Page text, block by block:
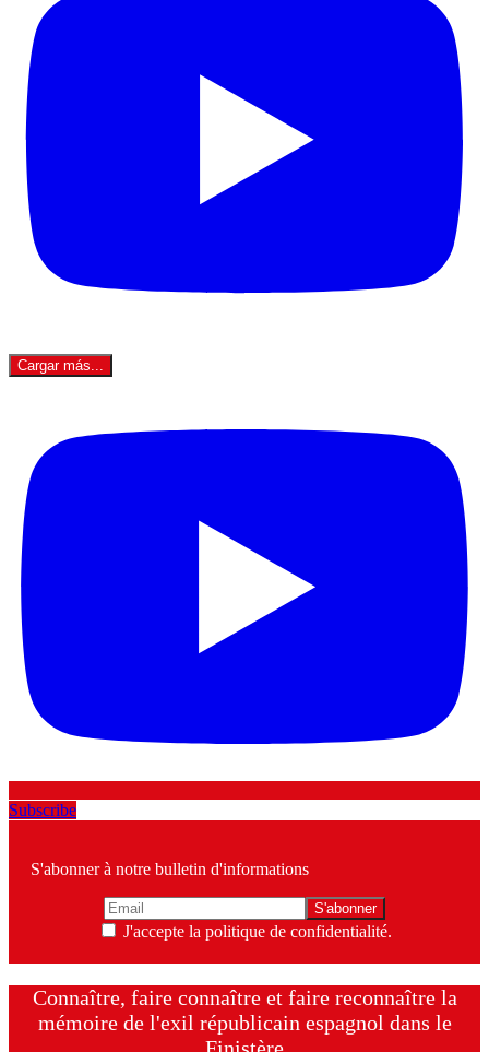
Cargar más...
Subscribe
S'abonner à notre bulletin d'informations
J'accepte la politique de confidentialité.
Connaître, faire connaître et faire reconnaître la
mémoire de l'exil républicain espagnol dans le